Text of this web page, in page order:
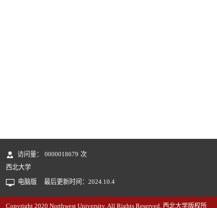
访问量： 0000018679 次
西北大学
电脑版
最后更新时间： 2024.10.4
Copyright 2020 Northwest University. All Rights Reserved. 西北大学版权所